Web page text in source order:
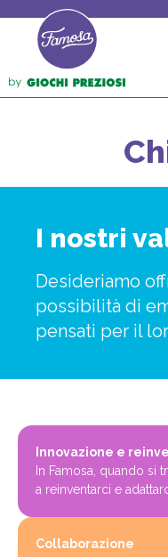
I nostri
Desideriamo
possibilità di
pensati per il
Innovazione e
In Famosa, quando si
a reinventarci e
Collaborazione